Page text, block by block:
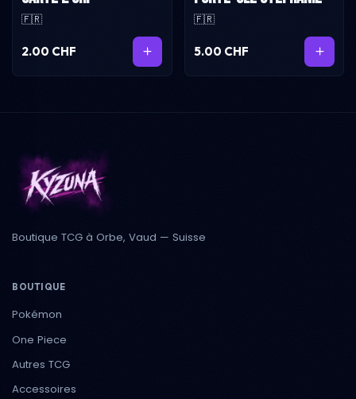
🇫🇷
2.00 CHF
🇫🇷
5.00 CHF
Boutique TCG à Orbe, Vaud — Suisse
BOUTIQUE
Pokémon
One Piece
Autres TCG
Accessoires